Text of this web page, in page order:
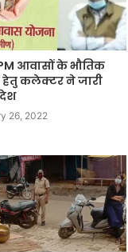
आवासों के भौतिक
हेतु कलेक्टर ने जारी
26, 2022